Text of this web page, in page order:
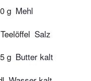
g Mehl
Salz
g Butter kalt